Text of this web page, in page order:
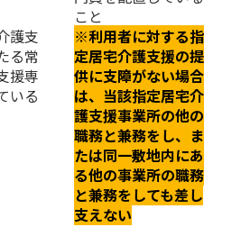
護支
る常
援専
いる
こと
※利用者に対する指
定居宅介護支援の提
供に支障がない場合
は、当該指定居宅介
護支援事業所の他の
職務と兼務をし、ま
たは同一敷地内にあ
る他の事業所の職務
と兼務をしても差し
支えない